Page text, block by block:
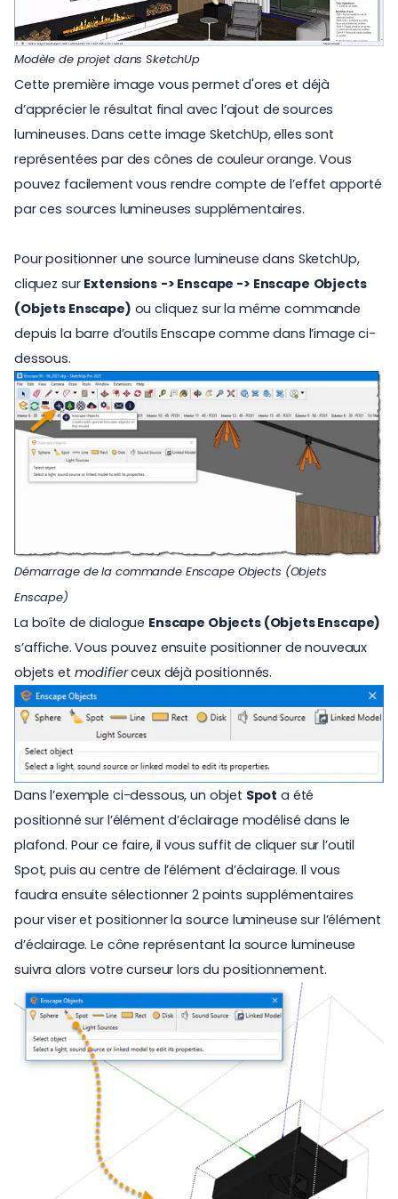
Modèle de projet dans SketchUp
Cette première image vous permet d'ores et déjà
d’apprécier le résultat final avec l’ajout de sources
lumineuses. Dans cette image SketchUp, elles sont
représentées par des cônes de couleur orange. Vous
pouvez facilement vous rendre compte de l’effet apporté
par ces sources lumineuses supplémentaires.
Pour positionner une source lumineuse dans SketchUp,
cliquez sur Extensions -> Enscape -> Enscape Objects
(Objets Enscape) ou cliquez sur la même commande
depuis la barre d’outils Enscape comme dans l’image ci-
dessous.
Démarrage de la commande Enscape Objects (Objets
Enscape)
La boîte de dialogue Enscape Objects (Objets Enscape)
s’affiche. Vous pouvez ensuite positionner de nouveaux
objets et modifierceux déjà positionnés.
Dans l’exemple ci-dessous, un objet Spot a été
positionné sur l’élément d’éclairage modélisé dans le
plafond. Pour ce faire, il vous suffit de cliquer sur l’outil
Spot, puis au centre de l’élément d’éclairage. Il vous
faudra ensuite sélectionner 2 points supplémentaires
pour viser et positionner la source lumineuse sur l’élément
d’éclairage. Le cône représentant la source lumineuse
suivra alors votre curseur lors du positionnement.